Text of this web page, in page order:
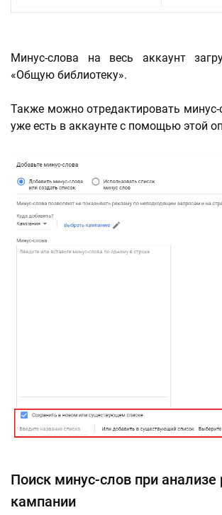
Минус-слова на весь аккаунт
«Общую библиотеку».
Также можно отредактировать минус-
уже есть в аккаунте с помощью этой
Поиск минус-слов при
кампании